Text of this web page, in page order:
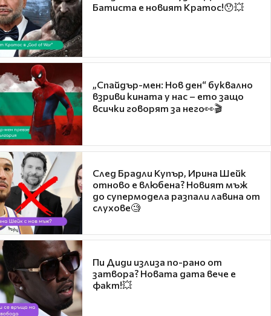
Батиста е новият Кратос!😯💥
„Спайдър-мен: Нов ден“ буквално
взриви кината у нас – ето защо
всички говорят за него👀🎬
След Брадли Купър, Ирина Шейк
отново е влюбена? Новият мъж
до супермодела разпали лавина от
слухове🧐
Пи Диди излиза по-рано от
затвора? Новата дата вече е
факт!💥